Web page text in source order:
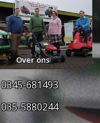
Over ons
0345-681493
035-5880244